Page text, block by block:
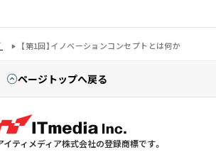
【第1回】イノベーションコンセプトとは何か
ページトップへ戻る
ティメディア株式会社の登録商標です。